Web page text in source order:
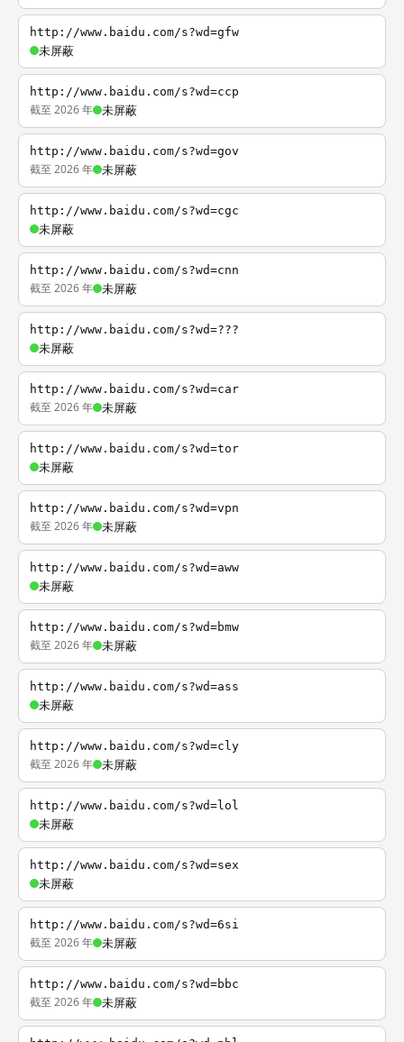
http://www.baidu.com/s?wd=gfw
未屏蔽
http://www.baidu.com/s?wd=ccp
截至 2026 年 未屏蔽
http://www.baidu.com/s?wd=gov
截至 2026 年 未屏蔽
http://www.baidu.com/s?wd=cgc
未屏蔽
http://www.baidu.com/s?wd=cnn
截至 2026 年 未屏蔽
http://www.baidu.com/s?wd=???
未屏蔽
http://www.baidu.com/s?wd=car
截至 2026 年 未屏蔽
http://www.baidu.com/s?wd=tor
未屏蔽
http://www.baidu.com/s?wd=vpn
截至 2026 年 未屏蔽
http://www.baidu.com/s?wd=aww
未屏蔽
http://www.baidu.com/s?wd=bmw
截至 2026 年 未屏蔽
http://www.baidu.com/s?wd=ass
未屏蔽
http://www.baidu.com/s?wd=cly
截至 2026 年 未屏蔽
http://www.baidu.com/s?wd=lol
未屏蔽
http://www.baidu.com/s?wd=sex
未屏蔽
http://www.baidu.com/s?wd=6si
截至 2026 年 未屏蔽
http://www.baidu.com/s?wd=bbc
截至 2026 年 未屏蔽